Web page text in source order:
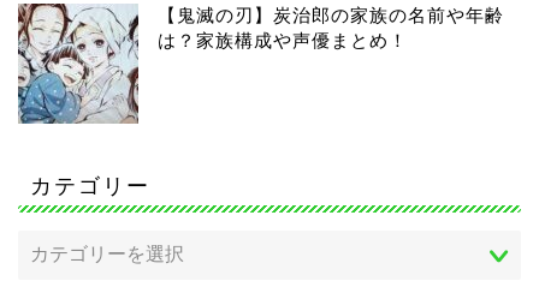
【鬼滅の刃】炭治郎の家族の名前や年齢
は？家族構成や声優まとめ！
カテゴリー